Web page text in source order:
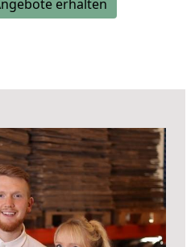
erhalten